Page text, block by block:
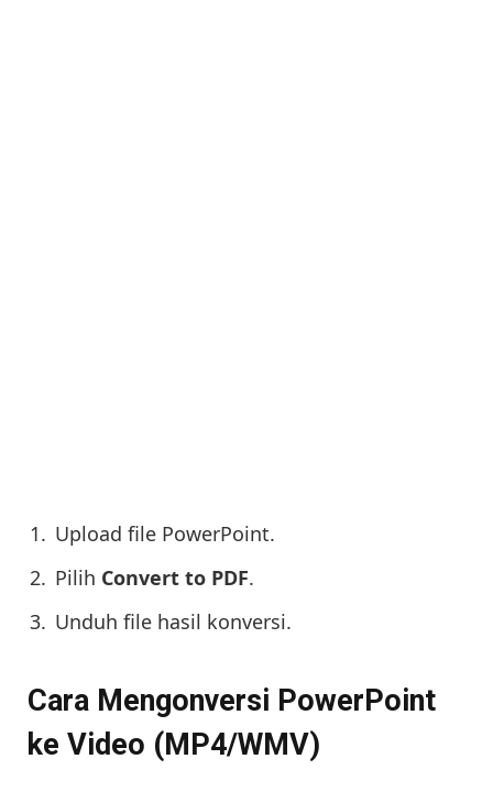
Upload file PowerPoint.
Pilih Convert to PDF.
Unduh file hasil konversi.
Cara Mengonversi PowerPoint
ke Video (MP4/WMV)